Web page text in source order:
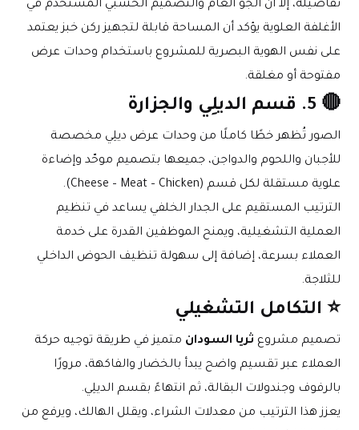
مفتوحة أو مغلقة.
🔴 5. قسم الديلِي والجزارة
علوية مستقلة لكل قسم (Cheese – Meat – Chicken).
للثلاجة.
⭐ التكامل التشغيلي
تصميم مشروع ثريا السودان
بالرفوف وجندولات البقالة، ثم انتهاءً بقسم الديلِي.